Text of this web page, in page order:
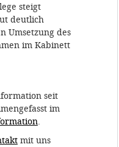
steigt
deutlich
Umsetzung des
im Kabinett
seit
im
.
mit uns